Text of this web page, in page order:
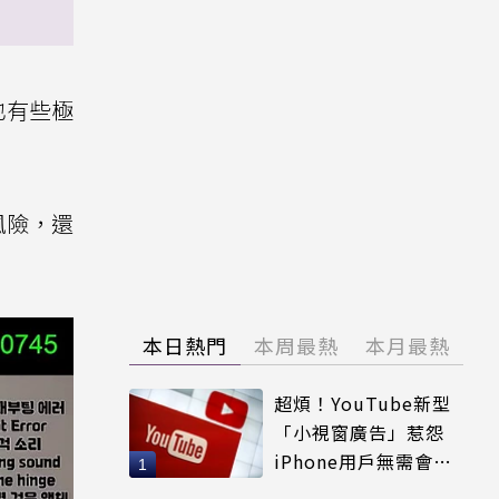
些極
，還
本日熱門 本周最熱 本月最熱
超煩！YouTube新型
「小視窗廣告」惹怨
iPhone用戶無需會員